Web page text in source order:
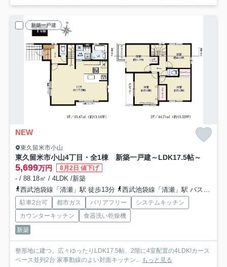
新築一戸建
NEW
東久留米市小山
東久留米市小山4丁目・全1棟 新築一戸建～LDK17.5帖～
5,699万円 8月2日 値下げ
- / 88.18㎡ / 4LDK /新築
西武池袋線「清瀬」駅 徒歩13分
西武池袋線「清瀬」駅 バス4分 西武バス「小山児童学園」 停歩8分
駐車2台可 都市ガス バリアフリー
システムキッチン
カウンターキッチン
食器洗い乾燥機
新築
整形地に建つ、広々ゆったりLDK17.5帖、2階に4室配置の4LDK!カース
ペース並列2台 家事動線のよい対面キッチン... もっと見る